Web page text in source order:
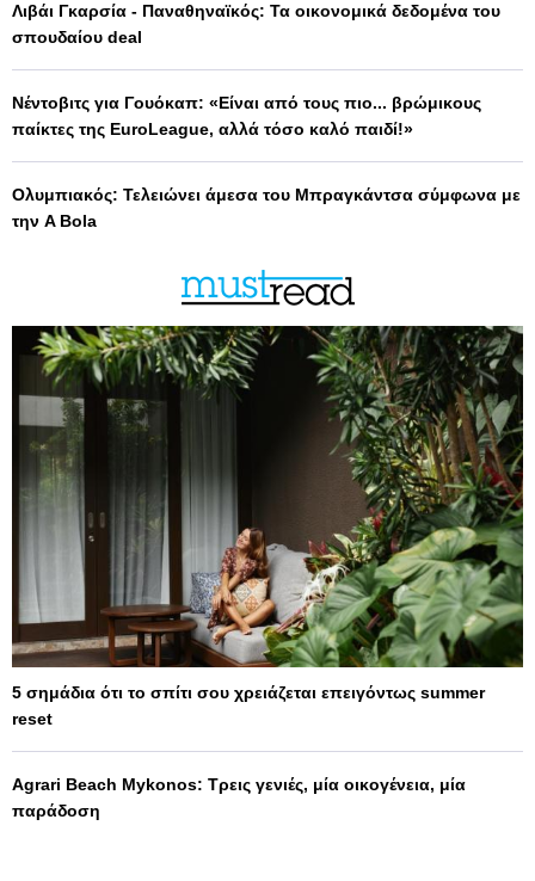
Λιβάι Γκαρσία - Παναθηναϊκός: Τα οικονομικά δεδομένα του
σπουδαίου deal
Νέντοβιτς για Γουόκαπ: «Είναι από τους πιο... βρώμικους
παίκτες της EuroLeague, αλλά τόσο καλό παιδί!»
Ολυμπιακός: Τελειώνει άμεσα του Μπραγκάντσα σύμφωνα με
την A Bola
5 σημάδια ότι το σπίτι σου χρειάζεται επειγόντως summer
reset
Agrari Beach Mykonos: Τρεις γενιές, μία οικογένεια, μία
παράδοση